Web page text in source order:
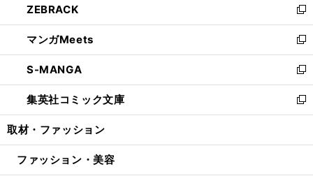
く
で
開
く
ド
ウ
で
開
く
ィ
ン
ド
ウ
で
開
く
い
ウ
ィ
ン
ド
ウ
で
開
ZEBRACK
新
し
い
ウ
ィ
ン
ド
ウ
開
マンガMeets
新
し
い
ウ
ィ
ン
ウ
S-MANGA
新
し
い
ウ
ン
集英社コミック文庫
新
し
ウ
取材・ファッション
ファッション・美容